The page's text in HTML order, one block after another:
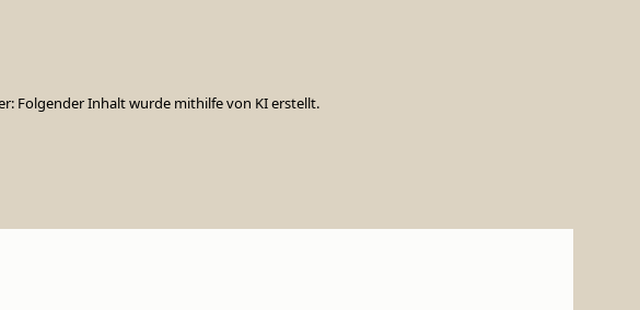
Folgender Inhalt wurde mithilfe von KI erstellt.